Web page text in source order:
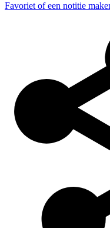
Favoriet of een notitie